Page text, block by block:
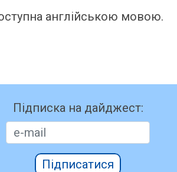
англійською мовою.
Підписка на дайджест:
Підписатися